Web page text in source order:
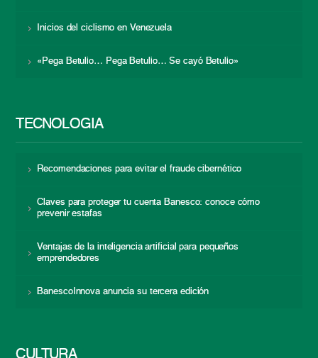
Inicios del ciclismo en Venezuela
«Pega Betulio… Pega Betulio… Se cayó Betulio»
TECNOLOGÍA
Recomendaciones para evitar el fraude cibernético
Claves para proteger tu cuenta Banesco: conoce cómo
prevenir estafas
Ventajas de la inteligencia artificial para pequeños
emprendedores
BanescoInnova anuncia su tercera edición
CULTURA